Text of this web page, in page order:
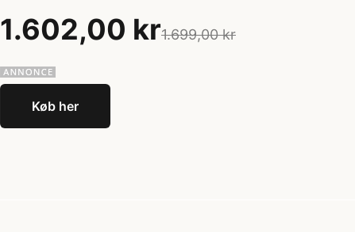
1.602,00 kr1.699,00 kr
Køb her